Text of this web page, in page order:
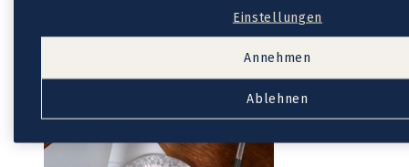
Textideen Hochzeitseinladungen
Textideen Dankeskarten
Textideen Save-the-Date-Karten
DIY-Ideen Sitzplan Hochzeit
Einstellungen
Ablehnen
Annehmen